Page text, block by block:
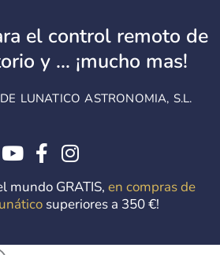
el control remoto de
y ... ¡mucho mas!
LUNATICO ASTRONOMIA, S.L.
mundo GRATIS, en compras de
superiores a 350 €!